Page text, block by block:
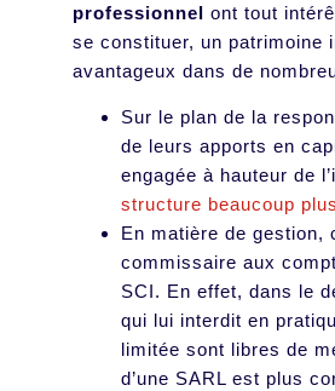
professionnel ont tout
se constituer, un patrimoine
avantageux dans de
Sur le plan de la
de leurs apports en
engagée à hauteur de
structure beaucoup
En matière de gestion,
commissaire aux
SCI. En effet, dans le
qui lui interdit en
limitée sont libres de
d’une SARL est plus